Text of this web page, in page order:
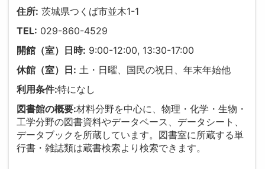
住所: 茨城県つくば市並木1-1
TEL: 029-860-4529
開館（室）日時: 9:00-12:00, 13:30-17:00
休館（室）日: 土・日曜、国民の祝日、年末年始他
利用条件:特になし
図書館の概要:材料分野を中心に、物理・化学・生物・
工学分野の図書資料やデータベース、データシート、
データブックを所蔵しています。図書室に所蔵する単
行書・雑誌類は蔵書検索より検索できます。